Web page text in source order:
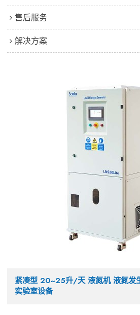
售后服务
解决方案
紧凑型 20~25升/天 液氮机 液氮发
实验室设备